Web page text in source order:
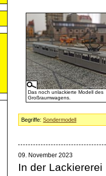
Das noch unlackierte Modell des
Großraumwagens.
Begriffe:Sondermodell
09. November 2023
In der Lackiererei